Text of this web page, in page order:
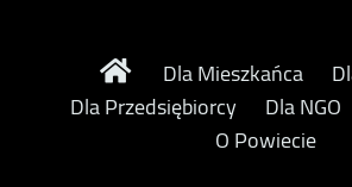
Dla Mieszkańca
Dla Przedsiębiorcy
Dla NGO
O Powiecie